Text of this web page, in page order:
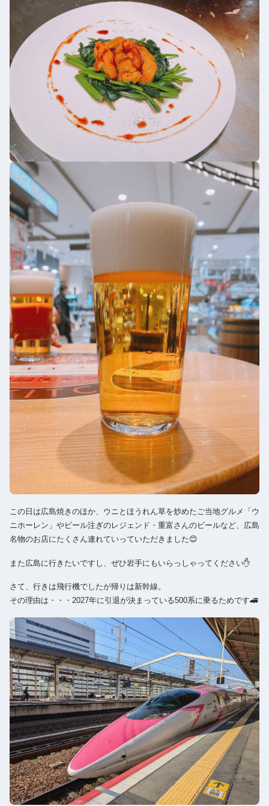
この日は広島焼きのほか、ウニとほうれん草を炒めたご当地グルメ「ウ
ニホーレン」やビール注ぎのレジェンド・重富さんのビールなど、広島
名物のお店にたくさん連れていっていただきました😊
また広島に行きたいですし、ぜひ岩手にもいらっしゃってください✋
さて、行きは飛行機でしたが帰りは新幹線。
その理由は・・・2027年に引退が決まっている500系に乗るためです🚄